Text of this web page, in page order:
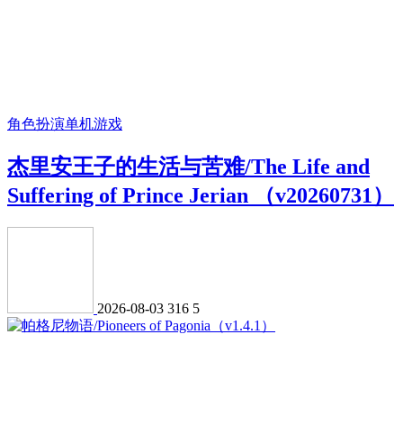
角色扮演单机游戏
杰里安王子的生活与苦难/The Life and
Suffering of Prince Jerian （v20260731）
2026-08-03 316 5